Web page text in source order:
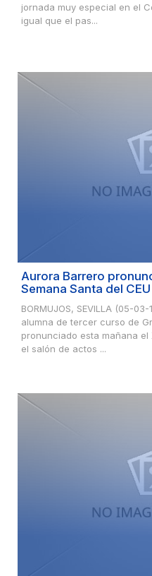
jornada muy especial en el
igual que el pas...
Aurora Barrero
Semana Santa del CEU
BORMUJOS, SEVILLA (05-
alumna de tercer curso de
pronunciado esta mañana el
el salón de actos ...